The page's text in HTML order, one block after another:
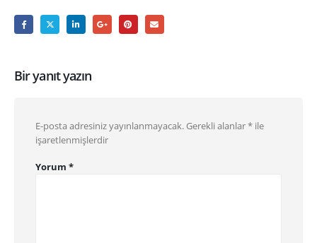
Bir yanıt yazın
E-posta adresiniz yayınlanmayacak. Gerekli alanlar* ile
işaretlenmişlerdir
Yorum *